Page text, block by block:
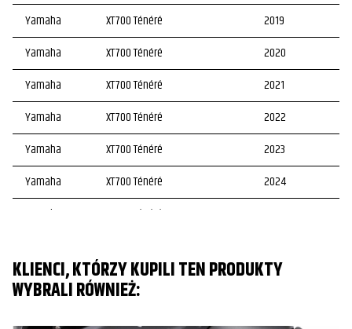
Yamaha
XT700 Ténéré
2019
Yamaha
XT700 Ténéré
2020
Yamaha
XT700 Ténéré
2021
Yamaha
XT700 Ténéré
2022
Yamaha
XT700 Ténéré
2023
Yamaha
XT700 Ténéré
2024
Yamaha
XT700 Ténéré
Yamaha
XT700 Ténéré Extreme
2024
KLIENCI, KTÓRZY KUPILI TEN PRODUKTY
WYBRALI RÓWNIEŻ: